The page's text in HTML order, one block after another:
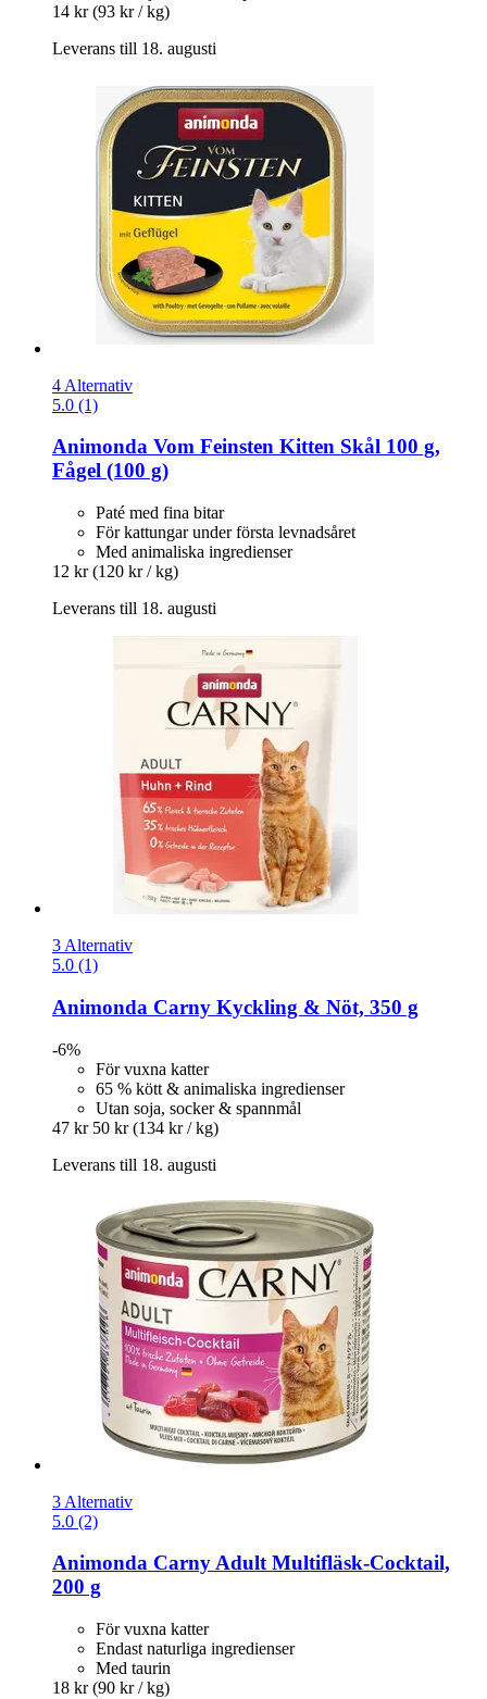
14 kr (93 kr / kg)
Leverans till 18. augusti
4 Alternativ
5.0 (1)
Animonda Vom Feinsten Kitten Skål 100 g,
Fågel (100 g)
Paté med fina bitar
För kattungar under första levnadsåret
Med animaliska ingredienser
12 kr (120 kr / kg)
Leverans till 18. augusti
3 Alternativ
5.0 (1)
Animonda Carny Kyckling & Nöt, 350 g
-6%
För vuxna katter
65 % kött & animaliska ingredienser
Utan soja, socker & spannmål
47 kr 50 kr (134 kr / kg)
Leverans till 18. augusti
3 Alternativ
5.0 (2)
Animonda Carny Adult Multifläsk-​Cocktail,
200 g
För vuxna katter
Endast naturliga ingredienser
Med taurin
18 kr (90 kr / kg)